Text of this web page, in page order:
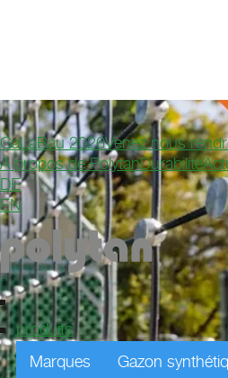
GaLaBau 2026Venez nous
À propos de PolytanDurabilité
DE
EN
produits
Marques
Gazon